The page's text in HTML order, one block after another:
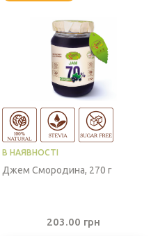
В НАЯВНОСТІ
Джем Смородина, 270 г
203.00 грн